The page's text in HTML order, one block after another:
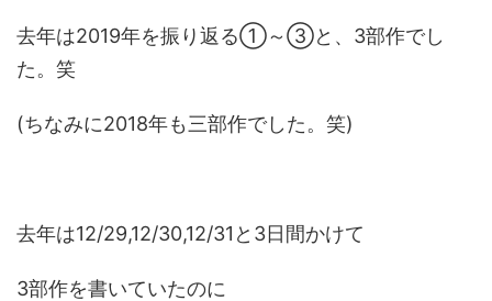
去年は2019年を振り返る①～③と、3部作でし
た。笑
(ちなみに2018年も三部作でした。笑)
去年は12/29,12/30,12/31と3日間かけて
3部作を書いていたのに